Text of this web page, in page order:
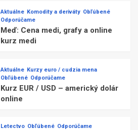
Aktuálne Komodity a deriváty Obľúbené
Odporúčame
Meď: Cena medi, grafy a online
kurz medi
Aktuálne Kurzy euro / cudzia mena
Obľúbené Odporúčame
Kurz EUR / USD – americký dolár
online
Letectvo Obľúbené Odporúčame